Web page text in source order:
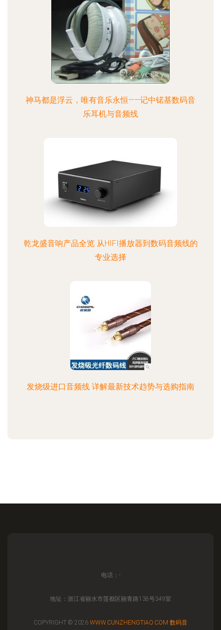
神马都是浮云，唯有音乐永恒——记中锘基数码音
乐耳机与音频线
乾龙盛音响产品全览 从HIFI播放器到数码音频线的
专业选择
发烧级进口音频线 详解最新技术趋势与选购指南
电话：-
地址：浙江省丽水市莲都区丽青路138号349室
COPYRIGHT © 2026 WWW.CUNZHENGTIAO.COM 数码音